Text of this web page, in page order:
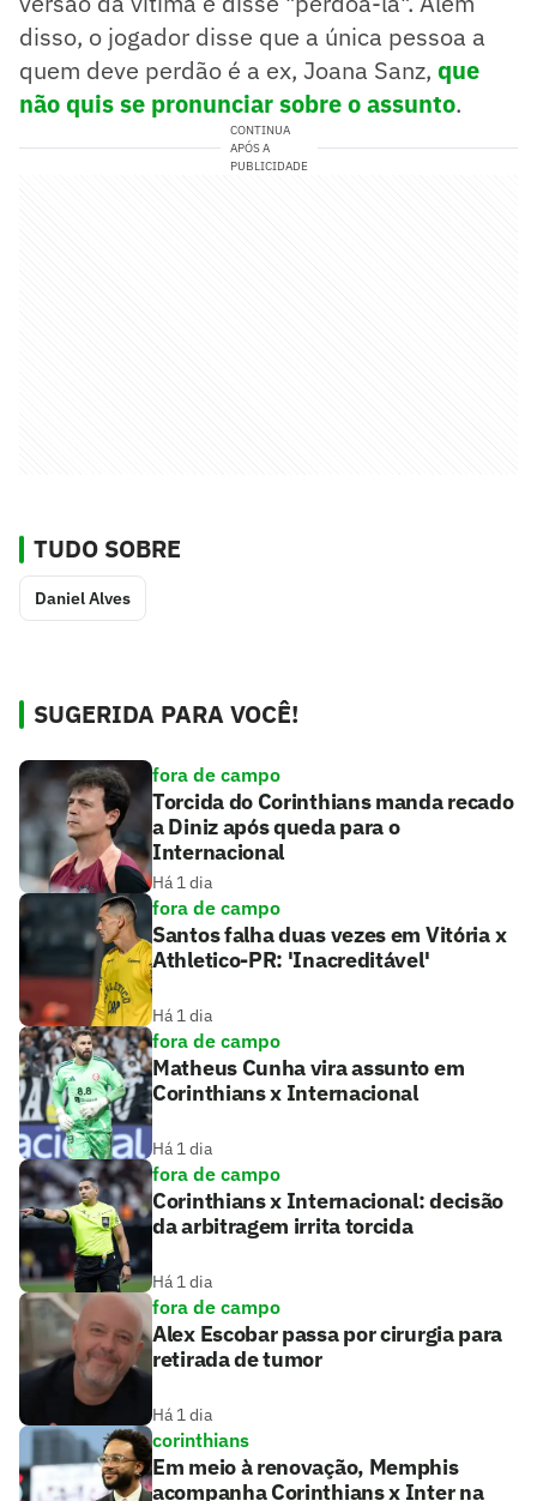
disso, o jogador disse que a única pessoa a
quem deve perdão é a ex, Joana Sanz, que
não quis se pronunciar sobre o assunto.
CONTINUA
APÓS A
PUBLICIDADE
TUDO SOBRE
Daniel Alves
SUGERIDA PARA VOCÊ!
fora de campo
Torcida do Corinthians manda recado
a Diniz após queda para o
Internacional
Há 1 dia
fora de campo
Santos falha duas vezes em Vitória x
Athletico-PR: 'Inacreditável'
Há 1 dia
fora de campo
Matheus Cunha vira assunto em
Corinthians x Internacional
Há 1 dia
fora de campo
Corinthians x Internacional: decisão
da arbitragem irrita torcida
Há 1 dia
fora de campo
Alex Escobar passa por cirurgia para
retirada de tumor
Há 1 dia
corinthians
Em meio à renovação, Memphis
acompanha Corinthians x Inter na